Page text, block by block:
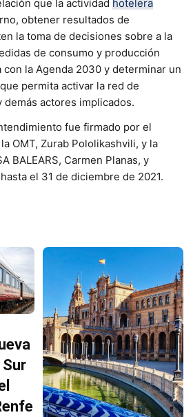
que la actividad hotelera
obtener resultados de
la toma de decisiones sobre a la
de consumo y producción
la Agenda 2030 y determinar un
permita activar la red de
actores implicados.
fue firmado por el
OMT, Zurab Pololikashvili, y la
BALEARS, Carmen Planas, y
el 31 de diciembre de 2021.